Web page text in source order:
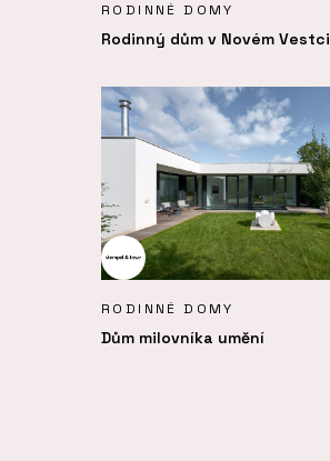
RODINNÉ DOMY
Rodinný dům v Novém Vestci
RODINNÉ DOMY
Dům milovníka umění